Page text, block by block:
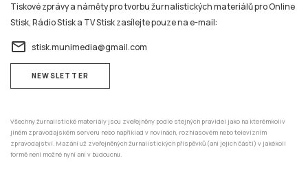
Tiskové zprávy a náměty pro tvorbu žurnalistických materiálů pro Online
Stisk, Rádio Stisk a TV Stisk zasílejte pouze na e-mail:
email stisk.munimedia@gmail.com
NEWSLETTER
Všechny žurnalistické materiály jsou zveřejněny podle stejných pravidel jako na kterémkoliv
jiném zpravodajském serveru nebo například v novinách, rozhlasovém nebo televizním
zpravodajství. Mazání už zveřejněných žurnalistických příspěvků (ani jejich částí) v jakékoli
formě není možné nyní ani v budoucnu.